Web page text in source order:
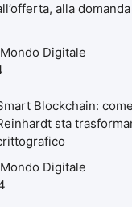
alla
Mondo Digitale
Blockchain:
sta
Mondo Digitale